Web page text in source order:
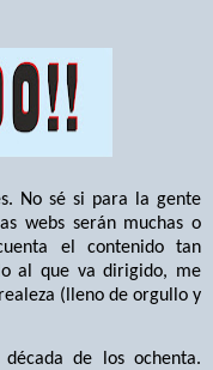
No sé si para la gente
webs serán muchas o
el contenido tan
al que va dirigido, me
(lleno de orgullo y
de los ochenta.